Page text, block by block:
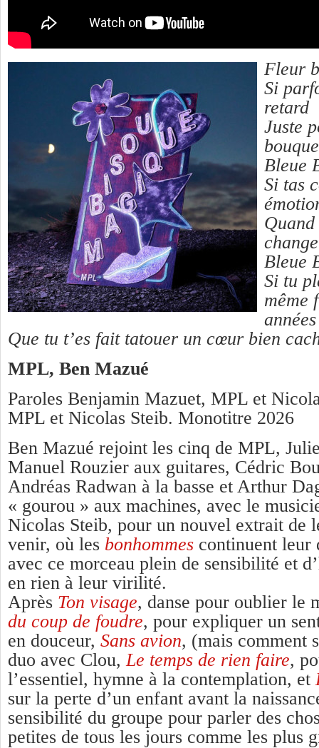
Fleur
Si
retard
Juste
Bleue
Si tas
Bleue
Si tu
même
années
Que tu t’es fait tatouer un cœur bien
MPL, Ben Mazué
Paroles Benjamin Mazuet, MPL et
MPL et Nicolas Steib. Monotitre 2026
Ben Mazué rejoint les cinq de MPL,
Manuel Rouzier aux guitares, Cédric
Andréas Radwan à la basse et Arthur
« gourou » aux machines, avec le
Nicolas Steib, pour un nouvel extrait de
venir, où les bonhommes continuent leur
avec ce morceau plein de sensibilité et
en rien à leur virilité.
Après Ton visage, danse pour oublier le
du coup de foudre, pour expliquer un
en douceur, Sans avion, (mais comment
duo avec Clou, Le temps de rien faire,
l’essentiel, hymne à la contemplation, et
sur la perte d’un enfant avant la
sensibilité du groupe pour parler des
petites de tous les jours comme les plus